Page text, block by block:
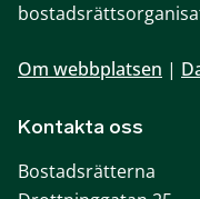
Om webbplatsen |
Kontakta oss
Bostadsrätterna